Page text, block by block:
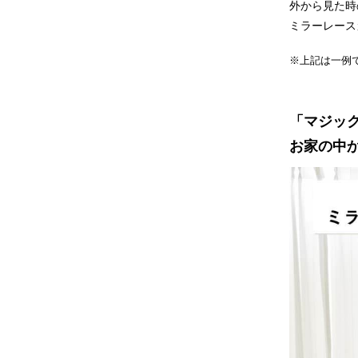
外から見た
ミラーレー
※上記は一例
「マジッ
お家の中